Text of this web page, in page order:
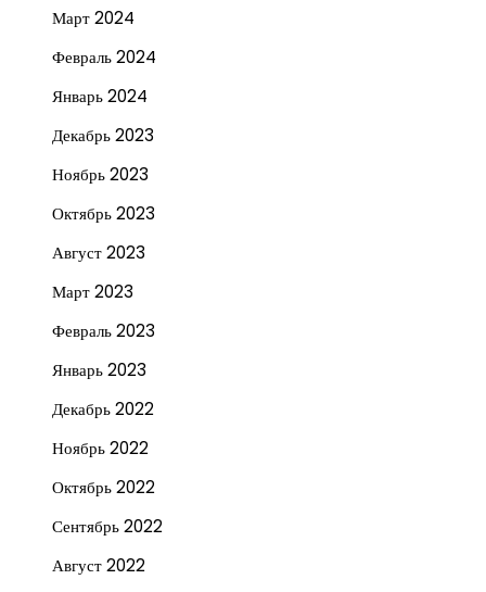
Март 2024
Февраль 2024
Январь 2024
Декабрь 2023
Ноябрь 2023
Октябрь 2023
Август 2023
Март 2023
Февраль 2023
Январь 2023
Декабрь 2022
Ноябрь 2022
Октябрь 2022
Сентябрь 2022
Август 2022